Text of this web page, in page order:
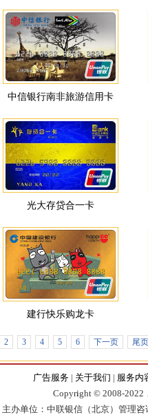
中信银行南非旅游信用卡
光大存贷合一卡
建行快乐购龙卡
2 3 4 5 6 下一页 尾页
广告服务 | 关于我们 | 服务内
Copyright © 2008-2022
主办单位：中联银信（北京）管理